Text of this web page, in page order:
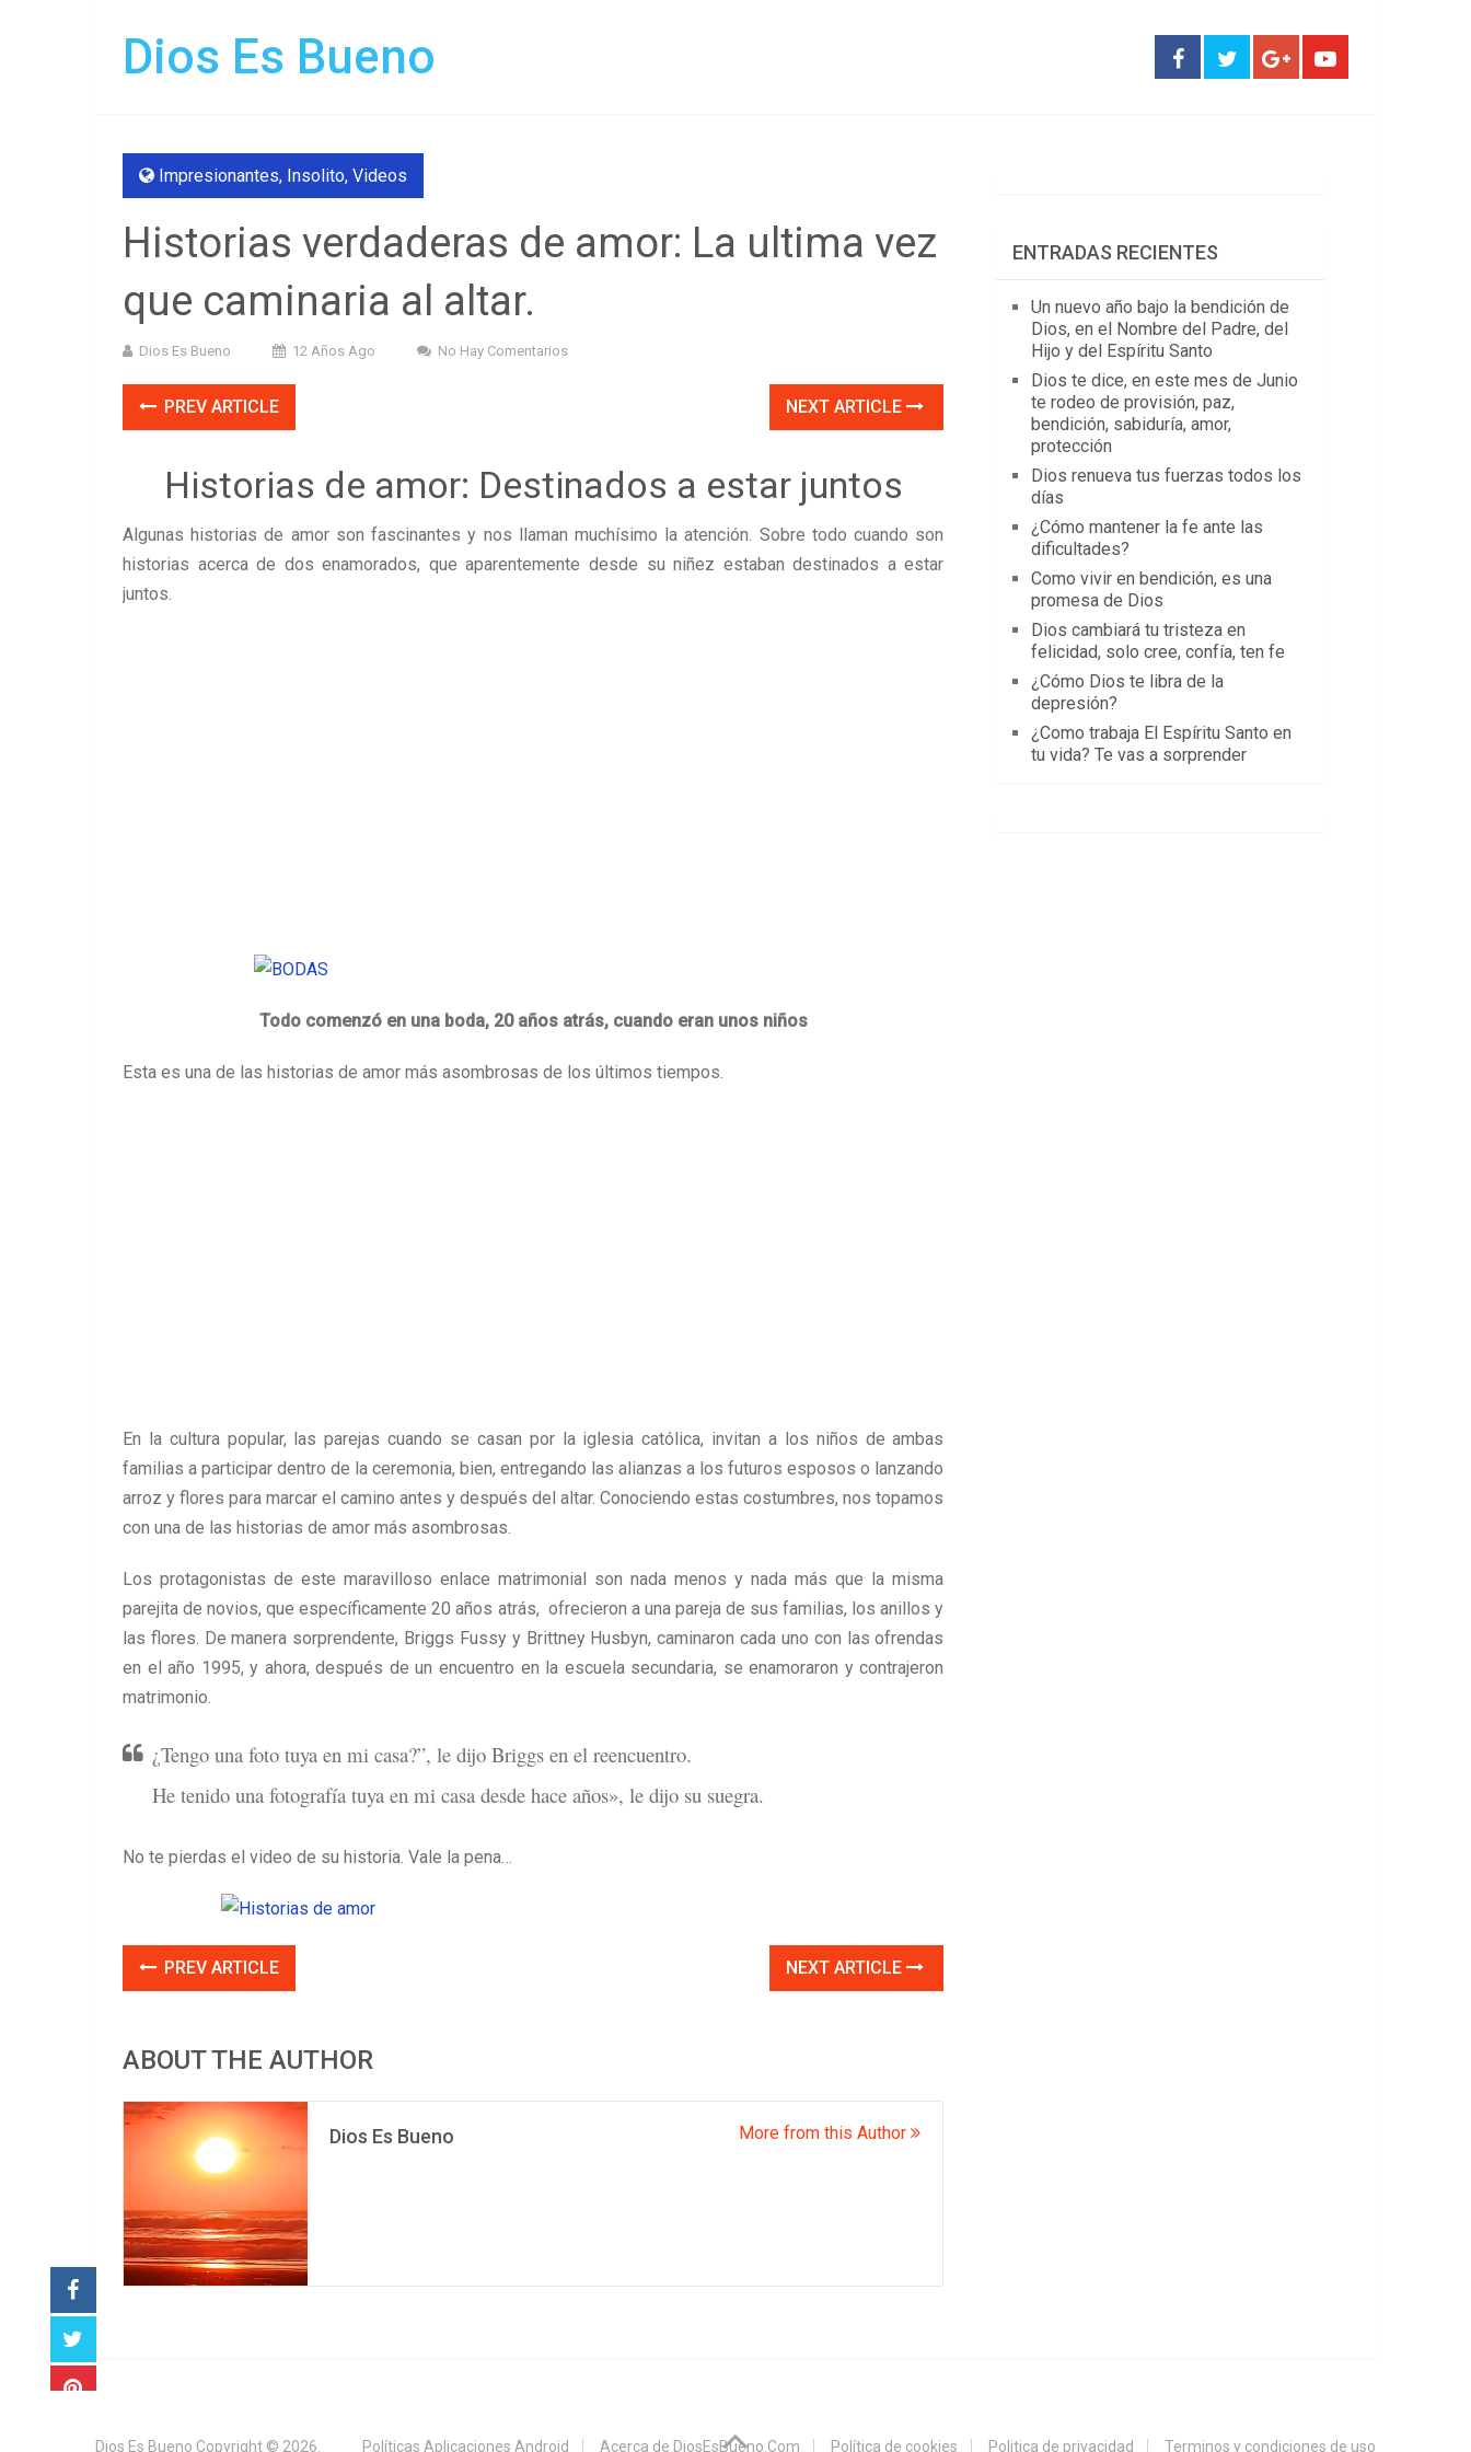
Dios Es Bueno
Impresionantes, Insolito, Videos
Historias verdaderas de amor: La ultima vez
que caminaria al altar.
Dios Es Bueno 12 Años Ago No Hay Comentarios
PREV ARTICLE NEXT ARTICLE
Historias de amor: Destinados a estar juntos
Algunas historias de amor son fascinantes y nos llaman muchísimo la atención. Sobre todo cuando son
historias acerca de dos enamorados, que aparentemente desde su niñez estaban destinados a estar
juntos.
Todo comenzó en una boda, 20 años atrás, cuando eran unos niños
Esta es una de las historias de amor más asombrosas de los últimos tiempos.
En la cultura popular, las parejas cuando se casan por la iglesia católica, invitan a los niños de ambas
familias a participar dentro de la ceremonia, bien, entregando las alianzas a los futuros esposos o lanzando
arroz y flores para marcar el camino antes y después del altar. Conociendo estas costumbres, nos topamos
con una de las historias de amor más asombrosas.
Los protagonistas de este maravilloso enlace matrimonial son nada menos y nada más que la misma
parejita de novios, que específicamente 20 años atrás, ofrecieron a una pareja de sus familias, los anillos y
las flores. De manera sorprendente, Briggs Fussy y Brittney Husbyn, caminaron cada uno con las ofrendas
en el año 1995, y ahora, después de un encuentro en la escuela secundaria, se enamoraron y contrajeron
matrimonio.
¿Tengo una foto tuya en mi casa?”, le dijo Briggs en el reencuentro.
He tenido una fotografía tuya en mi casa desde hace años», le dijo su suegra.
No te pierdas el video de su historia. Vale la pena…
PREV ARTICLE NEXT ARTICLE
ABOUT THE AUTHOR
Dios Es Bueno More from this Author
ENTRADAS RECIENTES
Un nuevo año bajo la bendición de
Dios, en el Nombre del Padre, del
Hijo y del Espíritu Santo
Dios te dice, en este mes de Junio
te rodeo de provisión, paz,
bendición, sabiduría, amor,
protección
Dios renueva tus fuerzas todos los
días
¿Cómo mantener la fe ante las
dificultades?
Como vivir en bendición, es una
promesa de Dios
Dios cambiará tu tristeza en
felicidad, solo cree, confía, ten fe
¿Cómo Dios te libra de la
depresión?
¿Como trabaja El Espíritu Santo en
tu vida? Te vas a sorprender
Dios Es Bueno Copyright © 2026. Políticas Aplicaciones Android Acerca de DiosEsBueno.Com Política de cookies Politica de privacidad Terminos y condiciones de uso